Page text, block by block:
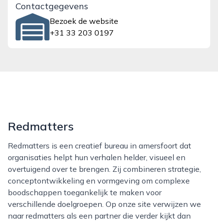
Contactgegevens
Bezoek de website
+31 33 203 0197
Redmatters
Redmatters is een creatief bureau in amersfoort dat
organisaties helpt hun verhalen helder, visueel en
overtuigend over te brengen. Zij combineren strategie,
conceptontwikkeling en vormgeving om complexe
boodschappen toegankelijk te maken voor
verschillende doelgroepen. Op onze site verwijzen we
naar redmatters als een partner die verder kijkt dan